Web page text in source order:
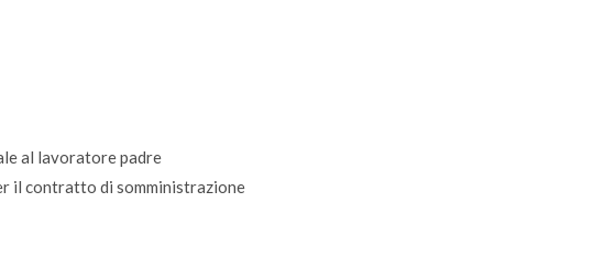
al lavoratore padre
il contratto di somministrazione